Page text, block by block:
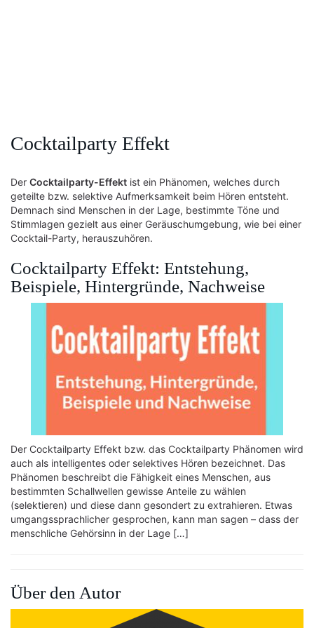
Cocktailparty Effekt
Der Cocktailparty-Effekt ist ein Phänomen, welches durch
geteilte bzw. selektive Aufmerksamkeit beim Hören entsteht.
Demnach sind Menschen in der Lage, bestimmte Töne und
Stimmlagen gezielt aus einer Geräuschumgebung, wie bei einer
Cocktail-Party, herauszuhören.
Cocktailparty Effekt: Entstehung,
Beispiele, Hintergründe, Nachweise
Der Cocktailparty Effekt bzw. das Cocktailparty Phänomen wird
auch als intelligentes oder selektives Hören bezeichnet. Das
Phänomen beschreibt die Fähigkeit eines Menschen, aus
bestimmten Schallwellen gewisse Anteile zu wählen
(selektieren) und diese dann gesondert zu extrahieren. Etwas
umgangssprachlicher gesprochen, kann man sagen – dass der
menschliche Gehörsinn in der Lage […]
Über den Autor